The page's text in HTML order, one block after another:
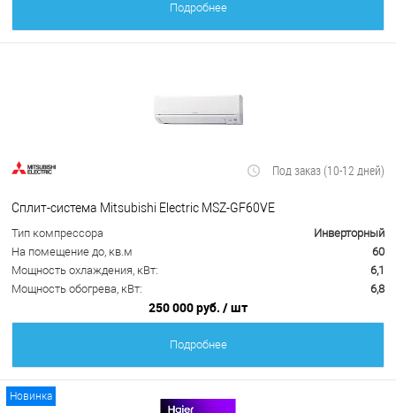
Подробнее
Под заказ (10-12 дней)
Сплит-система Mitsubishi Electric MSZ-GF60VE
Тип компрессора
Инверторный
На помещение до, кв.м
60
Мощность охлаждения, кВт:
6,1
Мощность обогрева, кВт:
6,8
250 000 руб. / шт
Подробнее
Новинка